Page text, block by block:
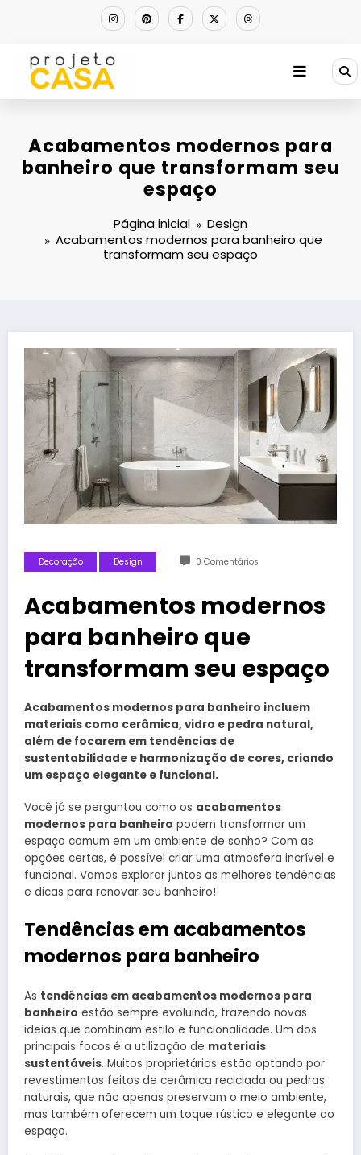
Acabamentos modernos para
banheiro que transformam seu
espaço
Página inicial
Design
Acabamentos modernos para banheiro que
transformam seu espaço
Decoração Design 0 Comentários
Acabamentos modernos
para banheiro que
transformam seu espaço
Acabamentos modernos para banheiro incluem
materiais como cerâmica, vidro e pedra natural,
além de focarem em tendências de
sustentabilidade e harmonização de cores, criando
um espaço elegante e funcional.
Você já se perguntou como os acabamentos
modernos para banheiro podem transformar um
espaço comum em um ambiente de sonho? Com as
opções certas, é possível criar uma atmosfera incrível e
funcional. Vamos explorar juntos as melhores tendências
e dicas para renovar seu banheiro!
Tendências em acabamentos
modernos para banheiro
As tendências em acabamentos modernos para
banheiro estão sempre evoluindo, trazendo novas
ideias que combinam estilo e funcionalidade. Um dos
principais focos é a utilização de materiais
sustentáveis. Muitos proprietários estão optando por
revestimentos feitos de cerâmica reciclada ou pedras
naturais, que não apenas preservam o meio ambiente,
mas também oferecem um toque rústico e elegante ao
espaço.